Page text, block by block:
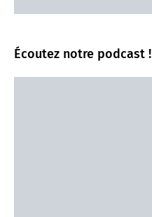
Écoutez notre podcast !